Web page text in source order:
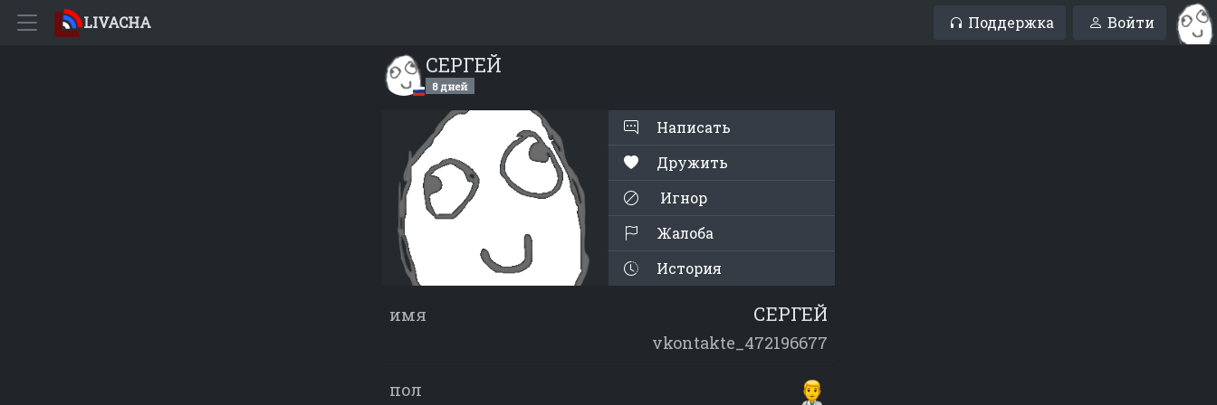
LIVACHA Поддержка Войти
СЕРГЕЙ
8 дней
Написать
Дружить
Игнор
Жалоба
История
имя СЕРГЕЙ
vkontakte_472196677
пол